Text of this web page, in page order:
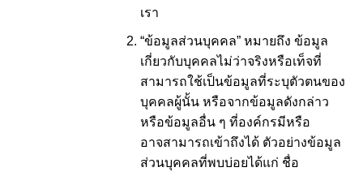
เรา
“ข้อมูลส่วนบุคคล” หมายถึง ข้อมูล
เกี่ยวกับบุคคลไม่ว่าจริงหรือเท็จที่
สามารถใช้เป็นข้อมูลที่ระบุตัวตนของ
บุคคลผู้นั้น หรือจากข้อมูลดังกล่าว
หรือข้อมูลอื่น ๆ ที่องค์กรมีหรือ
อาจสามารถเข้าถึงได้ ตัวอย่างข้อมูล
ส่วนบุคคลที่พบบ่อยได้แก่ ชื่อ